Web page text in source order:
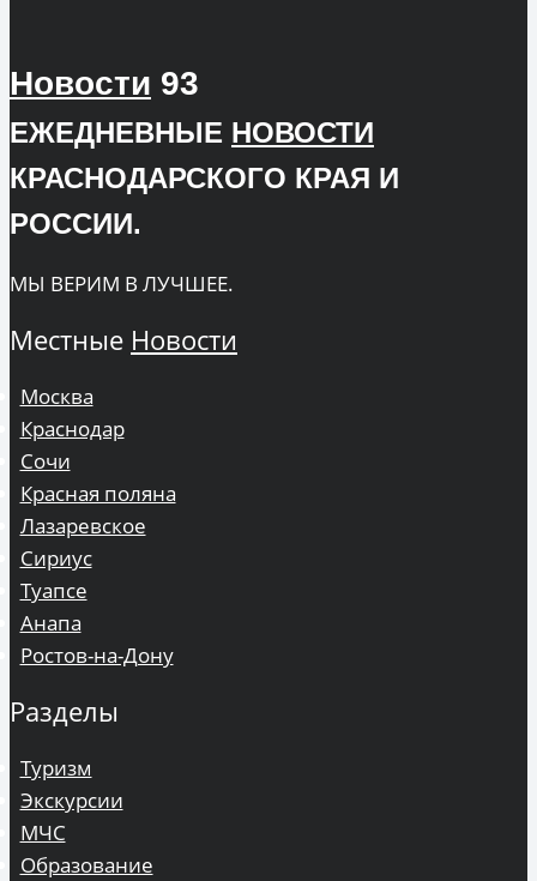
Новости 93
ЕЖЕДНЕВНЫЕ НОВОСТИ
КРАСНОДАРСКОГО КРАЯ И
РОССИИ.
МЫ ВЕРИМ В ЛУЧШЕЕ.
Местные Новости
Москва
Краснодар
Сочи
Красная поляна
Лазаревское
Сириус
Туапсе
Анапа
Ростов-на-Дону
Разделы
Туризм
Экскурсии
МЧС
Образование